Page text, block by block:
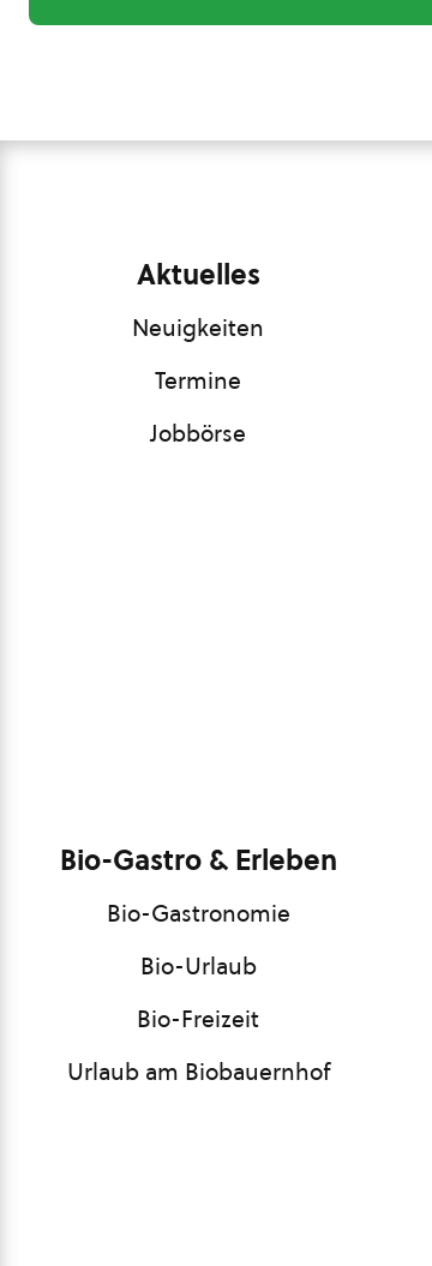
Aktuelles
Neuigkeiten
Termine
Jobbörse
Bio-Gastro & Erleben
Bio-Gastronomie
Bio-Urlaub
Bio-Freizeit
Urlaub am Biobauernhof